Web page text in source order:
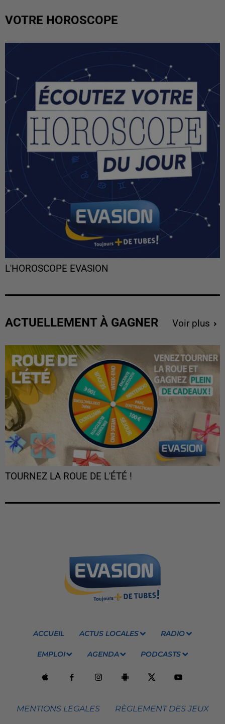
VOTRE HOROSCOPE
L'HOROSCOPE EVASION
ACTUELLEMENT À GAGNER Voir plus
TOURNEZ LA ROUE DE L'ÉTÉ !
ACCUEIL ACTUS LOCALES RADIO
EMPLOI AGENDA PODCASTS
MENTIONS LEGALES RÈGLEMENT DES JEUX